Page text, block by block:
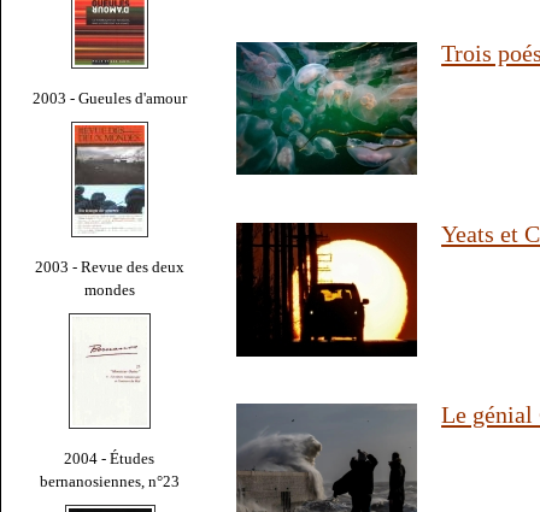
2003 - Gueules d'amour
2003 - Revue des deux
mondes
2004 - Études
bernanosiennes, n°23
Trois
Yeats et
Le génial